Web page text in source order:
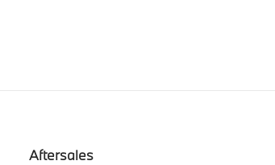
Aftersales